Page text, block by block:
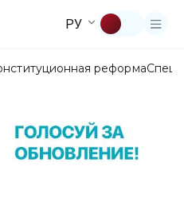
РУ
реформа